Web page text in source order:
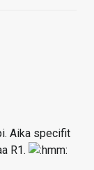
Aika specifit
R1.